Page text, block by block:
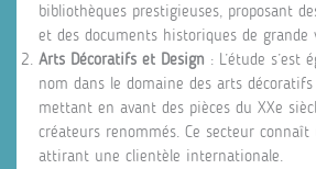
bibliothèques prestigieuses, proposant
et des documents historiques de grande
Arts Décoratifs et Design : L’étude s’est
nom dans le domaine des arts
mettant en avant des pièces du XXe
créateurs renommés. Ce secteur
attirant une clientèle internationale.